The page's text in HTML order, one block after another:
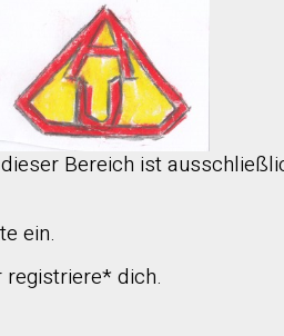
Bereich ist
ein.
registriere* dich.